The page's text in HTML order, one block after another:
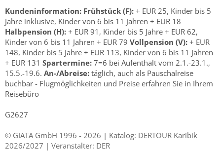
Kundeninformation: Frühstück (F): + EUR 25, Kinder bis 5
Jahre inklusive, Kinder von 6 bis 11 Jahren + EUR 18
Halbpension (H): + EUR 91, Kinder bis 5 Jahre + EUR 62,
Kinder von 6 bis 11 Jahren + EUR 79 Vollpension (V): + EUR
148, Kinder bis 5 Jahre + EUR 113, Kinder von 6 bis 11 Jahren
+ EUR 131 Spartermine: 7=6 bei Aufenthalt vom 2.1.-23.1.,
15.5.-19.6. An-/Abreise: täglich, auch als Pauschalreise
buchbar - Flugmöglichkeiten und Preise erfahren Sie in Ihrem
Reisebüro
G2627
© GIATA GmbH 1996 - 2026 | Katalog: DERTOUR Karibik
2026/2027 | Veranstalter: DER